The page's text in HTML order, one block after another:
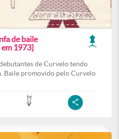
de baile
1973]
de Curvelo tendo
Baile promovido pelo Curvelo